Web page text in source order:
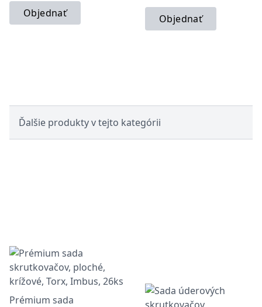
Objednať
Objednať
Ďalšie produkty v tejto kategórii
Prémium sada